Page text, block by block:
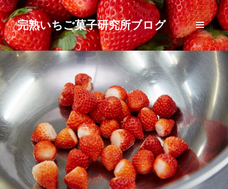
完熟いちご菓子研究所ブログ
メニュ
ーとウ
ット